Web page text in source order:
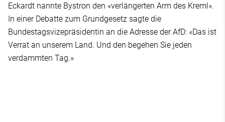
Eckardt nannte Bystron den «verlängerten Arm des Kreml».
In einer Debatte zum Grundgesetz sagte die
Bundestagsvizepräsidentin an die Adresse der AfD: «Das ist
Verrat an unserem Land. Und den begehen Sie jeden
verdammten Tag.»